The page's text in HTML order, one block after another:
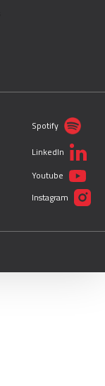
Spotify
LinkedIn
Youtube
Instagram